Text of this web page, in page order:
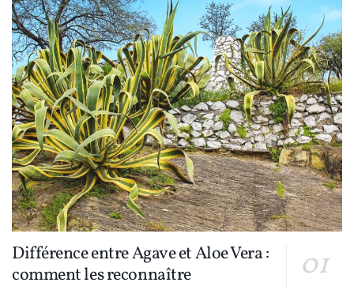
Différence entre Agave et Aloe Vera :
comment les reconnaître